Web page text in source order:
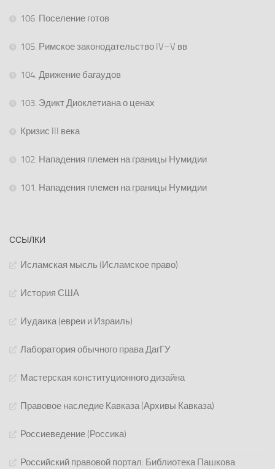
106. Поселение готов
105. Римское законодательство IV–V вв
104. Движение багаудов
103. Эдикт Диоклетиана о ценах
Кризис III века
102. Нападения племен на границы Нумидии
101. Нападения племен на границы Нумидии
ССЫЛКИ
Исламская мысль (Исламское право)
История США
Иудаика (евреи и Израиль)
Лаборатория обычного права ДагГУ
Мастерская конституционного дизайна
Правовое наследие Кавказа (Архивы Кавказа)
Россиеведение (Россика)
Российский правовой портал: Библиотека Пашкова